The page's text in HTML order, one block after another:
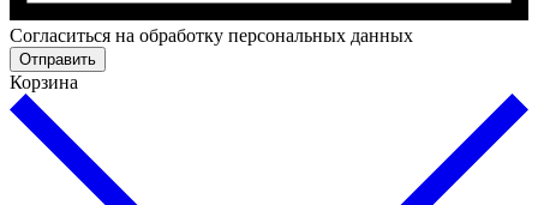
Cогласиться на обработку персональных данных
Отправить
Корзина